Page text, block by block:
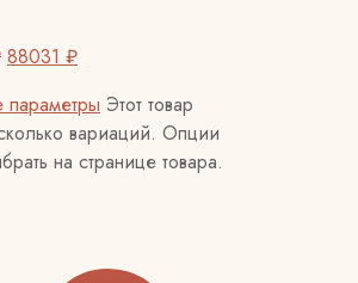
88031 ₽
параметры Этот товар
вариаций. Опции
на странице товара.